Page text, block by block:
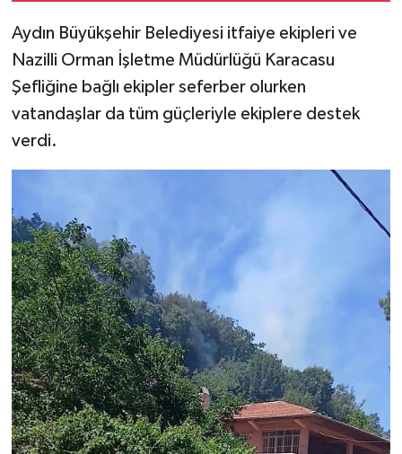
Aydın Büyükşehir Belediyesi itfaiye ekipleri ve
Nazilli Orman İşletme Müdürlüğü Karacasu
Şefliğine bağlı ekipler seferber olurken
vatandaşlar da tüm güçleriyle ekiplere destek
verdi.